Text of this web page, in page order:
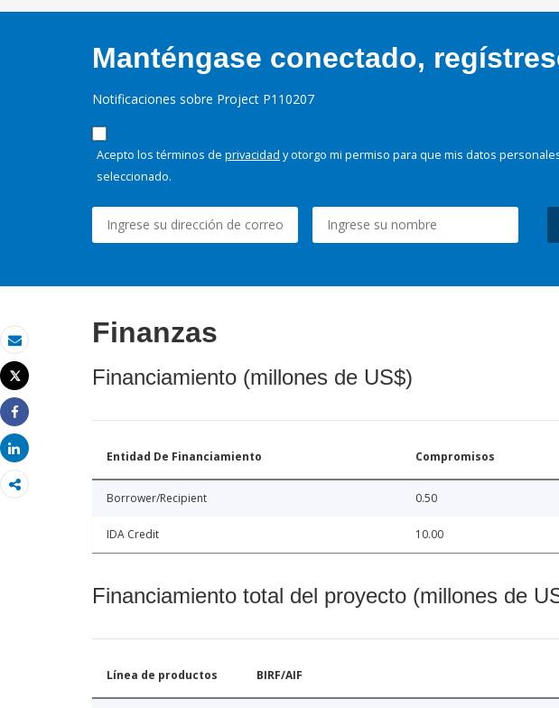
Correo electrónico
Imprimir
Tweet
Share
Share
Manténgase conectado,
Notificaciones sobre Project P110207
Acepto los términos de privacidad y otorgo mi permiso para que mis datos
seleccionado.
Finanzas
Financiamiento (millones de US$)
Entidad De Financiamiento Compromisos
Borrower/Recipient 0.50
IDA Credit 10.00
Financiamiento total del proyecto (millones de
Línea de productos BIRF/AIF